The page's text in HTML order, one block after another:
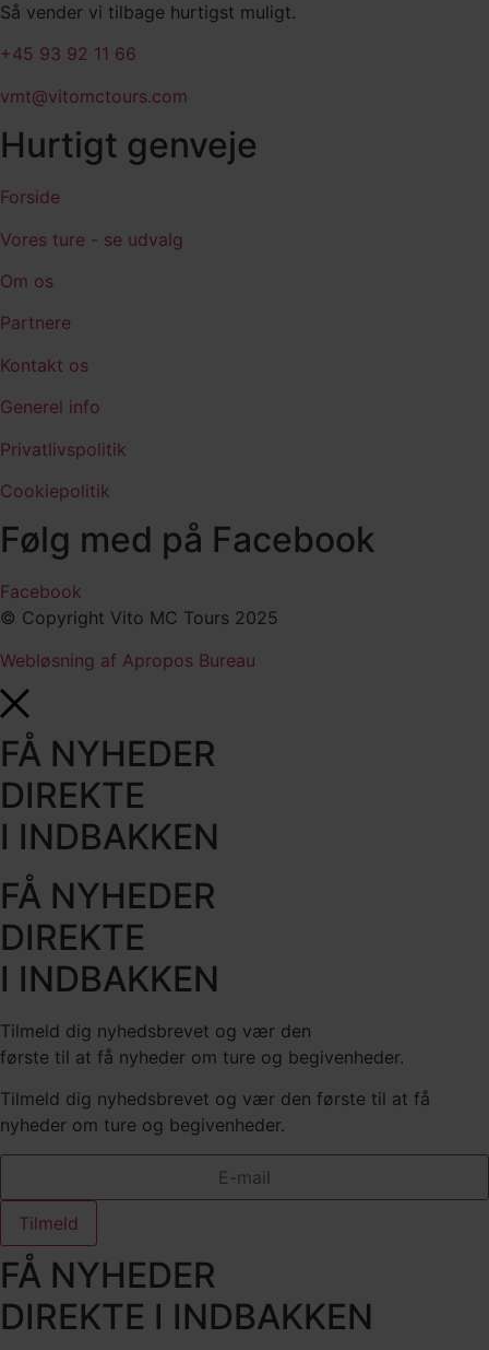
Så vender vi tilbage hurtigst muligt.
+45 93 92 11 66
vmt@vitomctours.com
Hurtigt genveje
Forside
Vores ture - se udvalg
Om os
Partnere
Kontakt os
Generel info
Privatlivspolitik
Cookiepolitik
Følg med på Facebook
Facebook
© Copyright Vito MC Tours 2025
Webløsning af Apropos Bureau
FÅ NYHEDER
DIREKTE
I INDBAKKEN
FÅ NYHEDER
DIREKTE
I INDBAKKEN
Tilmeld dig nyhedsbrevet og vær den
første til at få nyheder om ture og begivenheder.
Tilmeld dig nyhedsbrevet og vær den første til at få
nyheder om ture og begivenheder.
Tilmeld
FÅ NYHEDER
DIREKTE I INDBAKKEN